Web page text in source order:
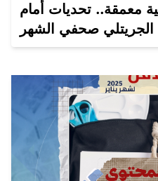
معمقة.. تحديات أمام
صحفي الشهر